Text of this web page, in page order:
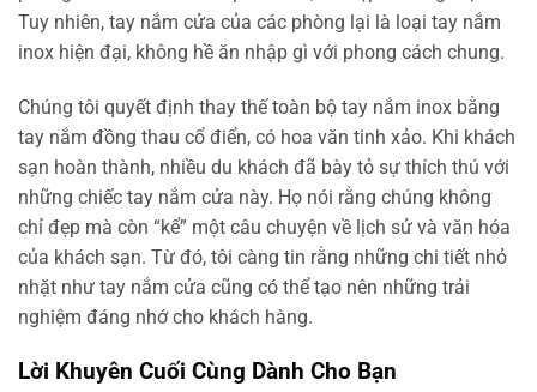
Tuy nhiên, tay nắm cửa của các phòng lại là loại tay nắm
inox hiện đại, không hề ăn nhập gì với phong cách chung.
Chúng tôi quyết định thay thế toàn bộ tay nắm inox bằng
tay nắm đồng thau cổ điển, có hoa văn tinh xảo. Khi khách
sạn hoàn thành, nhiều du khách đã bày tỏ sự thích thú với
những chiếc tay nắm cửa này. Họ nói rằng chúng không
chỉ đẹp mà còn “kể” một câu chuyện về lịch sử và văn hóa
của khách sạn. Từ đó, tôi càng tin rằng những chi tiết nhỏ
nhặt như tay nắm cửa cũng có thể tạo nên những trải
nghiệm đáng nhớ cho khách hàng.
Lời Khuyên Cuối Cùng Dành Cho Bạn